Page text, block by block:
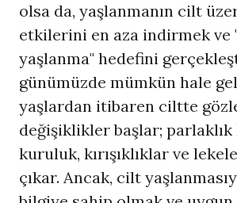
olsa da, yaşlanmanın cilt
etkilerini en aza indirmek ve
yaşlanma" hedefini
günümüzde mümkün hale
yaşlardan itibaren ciltte
değişiklikler başlar; parlaklık
kuruluk, kırışıklıklar ve
çıkar. Ancak, cilt